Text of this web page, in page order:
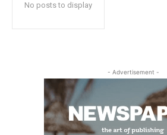
No posts to display
- Advertisement -